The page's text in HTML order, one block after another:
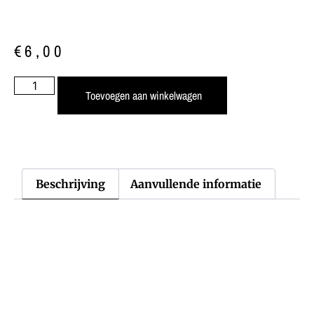
€6,00
Toevoegen aan winkelwagen
Beschrijving Aanvullende informatie